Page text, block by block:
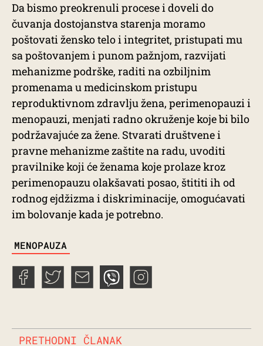
Da bismo preokrenuli procese i doveli do
čuvanja dostojanstva starenja moramo
poštovati žensko telo i integritet, pristupati mu
sa poštovanjem i punom pažnjom, razvijati
mehanizme podrške, raditi na ozbiljnim
promenama u medicinskom pristupu
reproduktivnom zdravlju žena, perimenopauzi i
menopauzi, menjati radno okruženje koje bi bilo
podržavajuće za žene. Stvarati društvene i
pravne mehanizme zaštite na radu, uvoditi
pravilnike koji će ženama koje prolaze kroz
perimenopauzu olakšavati posao, štititi ih od
rodnog ejdžizma i diskriminacije, omogućavati
im bolovanje kada je potrebno.
MENOPAUZA
PRETHODNI ČLANAK